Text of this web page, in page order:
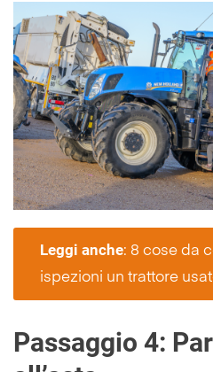
Leggi anche: 8 cose da
ispezioni un trattore
Passaggio 4: